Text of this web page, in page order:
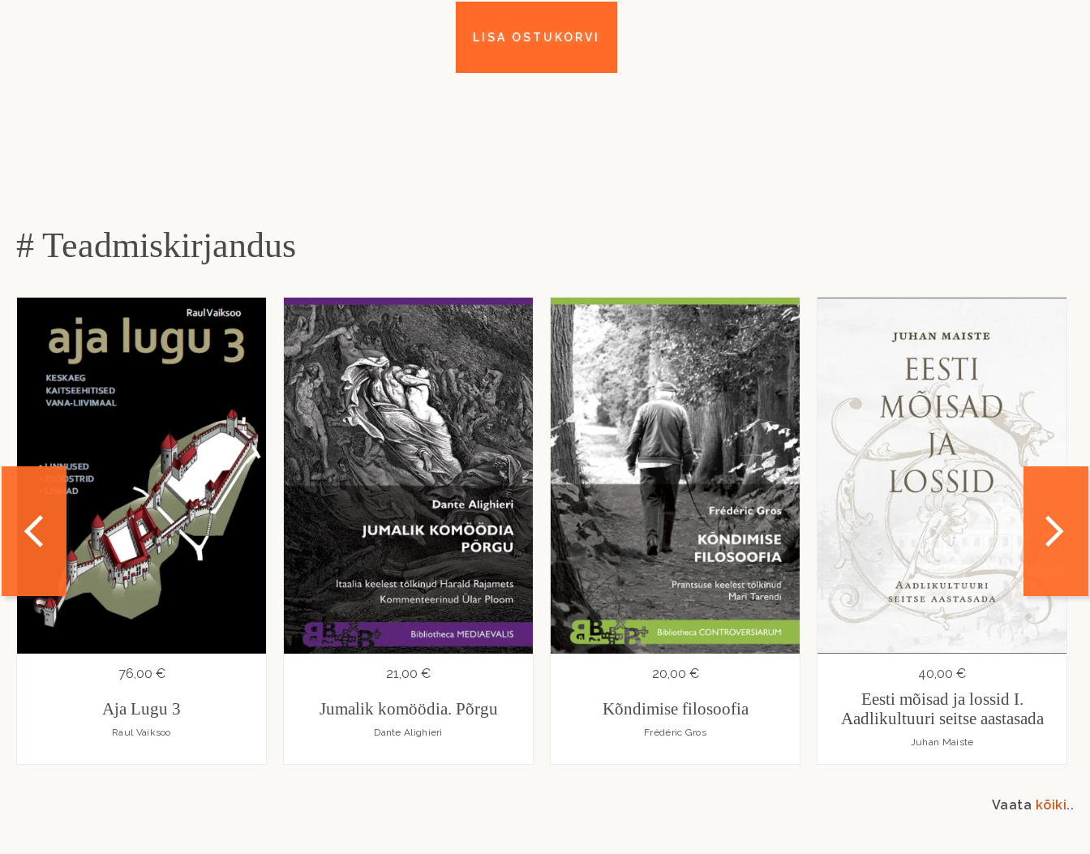
# Teadmiskirjandus
76,00 €
Aja Lugu 3
Raul Vaiksoo
21,00 €
Jumalik komöödia. Põrgu
Dante Alighieri
20,00 €
Kõndimise filosoofia
Frédéric Gros
40,00 €
Eesti mõisad ja lossid I.
Aadlikultuuri seitse aastasada
Juhan Maiste
Vaata kõiki..